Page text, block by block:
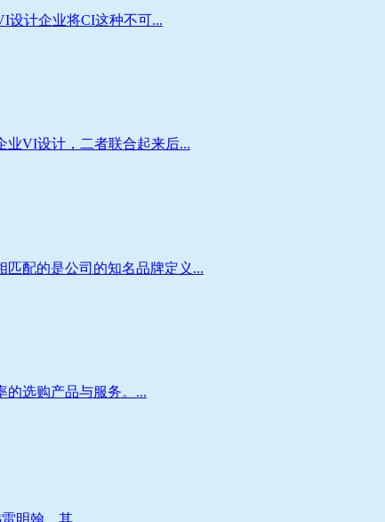
设计企业将CI这种不可...
业VI设计，二者联合起来后...
配的是公司的知名品牌定义...
的选购产品与服务。...
明翰，其...